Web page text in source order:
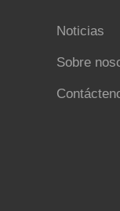
Noticias
Sobre